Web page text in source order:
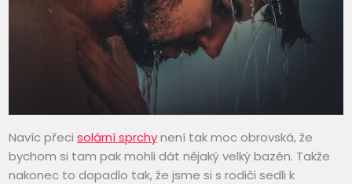
Navíc přecisolární sprchynení tak moc obrovská, že
bychom si tam pak mohli dát nějaký velký bazén. Takže
nakonec to dopadlo tak, že jsme si s rodiči sedli k